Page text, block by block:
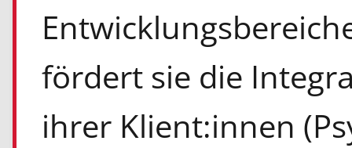
fördert sie die
ihrer Klient:innen